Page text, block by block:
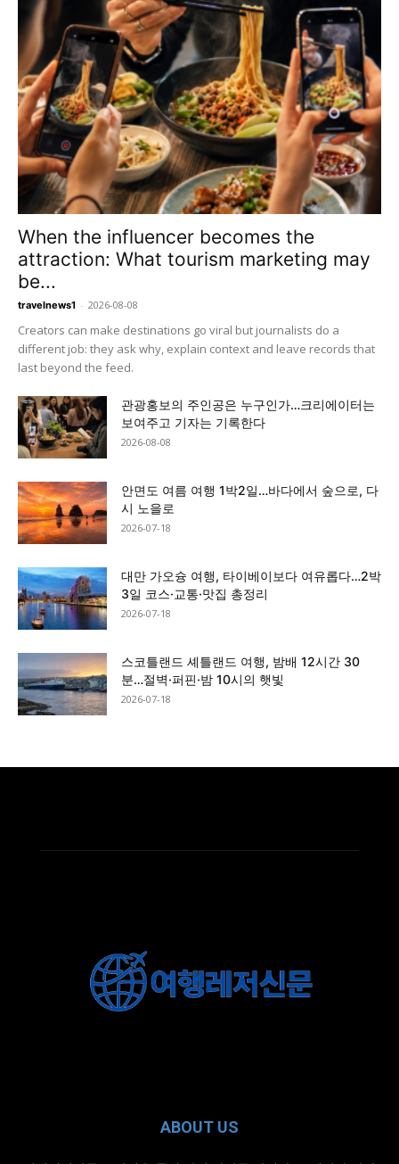
When the influencer becomes the
attraction: What tourism marketing may
be...
travelnews1 - 2026-08-08
Creators can make destinations go viral but journalists do a
different job: they ask why, explain context and leave records that
last beyond the feed.
관광홍보의 주인공은 누구인가…크리에이터는
보여주고 기자는 기록한다
2026-08-08
안면도 여름 여행 1박2일…바다에서 숲으로, 다
시 노을로
2026-07-18
대만 가오슝 여행, 타이베이보다 여유롭다…2박
3일 코스·교통·맛집 총정리
2026-07-18
스코틀랜드 셰틀랜드 여행, 밤배 12시간 30
분…절벽·퍼핀·밤 10시의 햇빛
2026-07-18
ABOUT US